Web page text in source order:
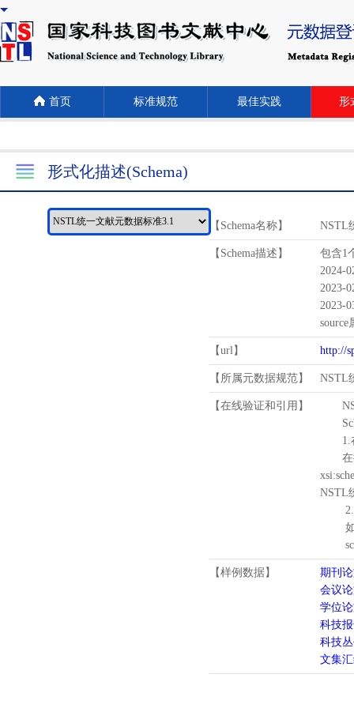
首页 标准规范 最佳实践 形
形式化描述(Schema)
【Schema名称】 NSTL
【Schema描述】
包含1
2024-
2023-
2023-
source
【url】 http://
【所属元数据规范】 NSTL
【在线验证和引用】
1.
在待
NSTL
2.
如需
【样例数据】
期刊
会议
学位
科技
科技
文集